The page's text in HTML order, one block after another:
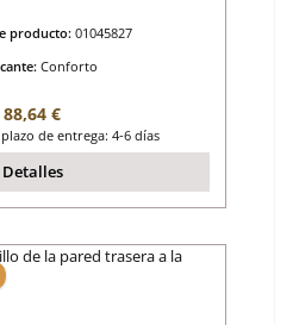
producto: 01045827
Conforto
Precio normal:
88,64 €
de entrega: 4-6 días
Detalles